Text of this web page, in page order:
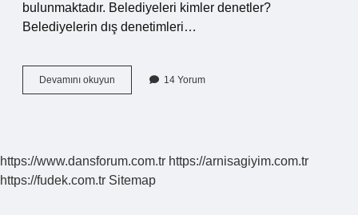
bulunmaktadır. Belediyeleri kimler denetler?
Belediyelerin dış denetimleri…
Devamını okuyun Belediye
Yi
14 Yorum
https://www.dansforum.com.tr https://arnisagiyim.com.tr
https://fudek.com.tr Sitemap